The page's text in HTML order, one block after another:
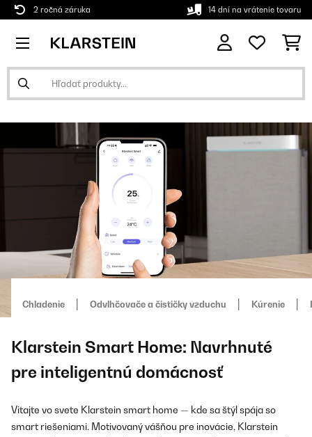
2 ročná záruka 14 dní na vrátenie tovaru
Chladenie Odvlhčovače a čističky vzduchu Kúrenie
Klarstein Smart Home: Navrhnuté
pre inteligentnú domácnosť
Vitajte vo svete Klarstein smart home — kde sa štýl spája so
smart riešeniami. Motivovaný vášňou pre inovácie, Klarstein